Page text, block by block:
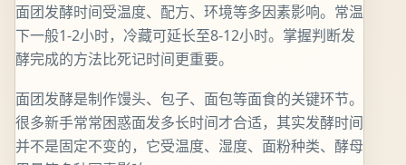
面团发酵时间受温度、配方、环境等多因素影响。常温
下一般1-2小时，冷藏可延长至8-12小时。掌握判断发
酵完成的方法比死记时间更重要。
面团发酵是制作馒头、包子、面包等面食的关键环节。
很多新手常常困惑面发多长时间才合适，其实发酵时间
并不是固定不变的，它受温度、湿度、面粉种类、酵母